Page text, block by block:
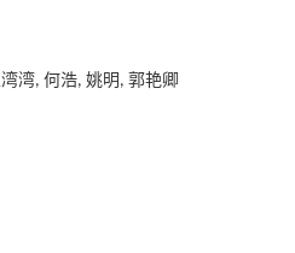
湾, 何浩, 姚明, 郭艳卿